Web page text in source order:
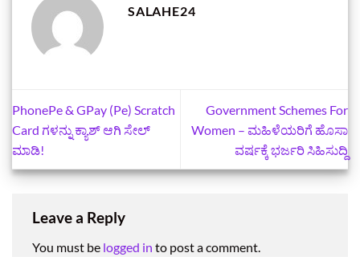
SALAHE24
PhonePe & GPay (Pe) Scratch
Card ಗಳನ್ನು ಕ್ಯಾಶ್ ಆಗಿ ಸೇಲ್
ಮಾಡಿ!
Government Schemes For
Women – ಮಹಿಳೆಯರಿಗೆ ಹೊಸಾ
ವರ್ಷಕ್ಕೆ ಭರ್ಜರಿ ಸಿಹಿಸುದ್ದಿ
Leave a Reply
You must be logged in to post a comment.